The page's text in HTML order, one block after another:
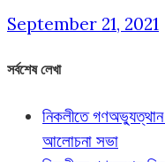
September 21, 2021
সর্বশেষ লেখা
নিকলীতে গণঅভ্যুত্থান
আলোচনা সভা